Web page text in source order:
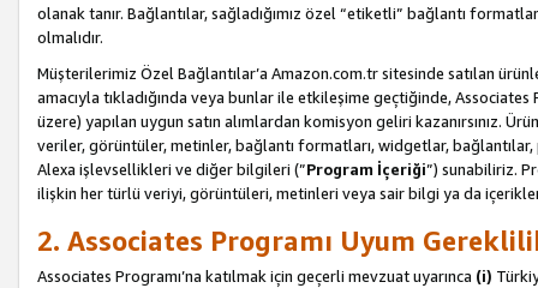
olanak tanır. Bağlantılar, sağladığımız özel “etiketli” bağlantı
olmalıdır.
Müşterilerimiz Özel Bağlantılar’a Amazon.com.tr sitesinde satılan
amacıyla tıkladığında veya bunlar ile etkileşime geçtiğinde,
üzere) yapılan uygun satın alımlardan komisyon geliri kazanırsınız.
veriler, görüntüler, metinler, bağlantı formatları, widgetlar,
Alexa işlevsellikleri ve diğer bilgileri (”Program İçeriği”) sunabiliriz.
ilişkin her türlü veriyi, görüntüleri, metinleri veya sair bilgi ya da içerikleri
2. Associates Programı Uyum
Associates Programı’na katılmak için geçerli mevzuat uyarınca (i)